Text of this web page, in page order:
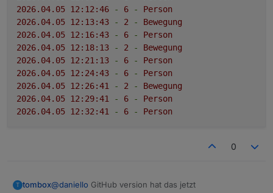
2026.04.05 12:12:46 - 6 -
Person
2026.04.05 12:13:43 - 2 -
Bewegung
2026.04.05 12:16:43 - 6 -
Person
2026.04.05 12:18:13 - 2 -
Bewegung
2026.04.05 12:21:13 - 6 -
Person
2026.04.05 12:24:43 - 6 -
Person
2026.04.05 12:26:41 - 2 -
Bewegung
2026.04.05 12:29:41 - 6 -
Person
2026.04.05 12:32:41 - 6 - Person
0
T tombox@daniello GitHub version hat das jetzt